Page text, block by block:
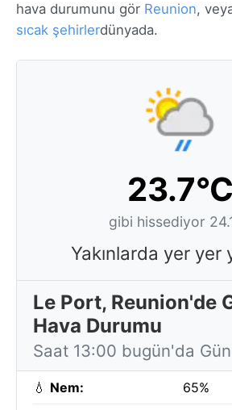
hava durumunu gör Reunion,
sıcak şehirlerdünyada.
23.7°C
gibi hissediyor
Yakınlarda yer yer
Le Port, Reunion'de
Hava Durumu
Saat 13:00 bugün'da
💧 Nem: 65%